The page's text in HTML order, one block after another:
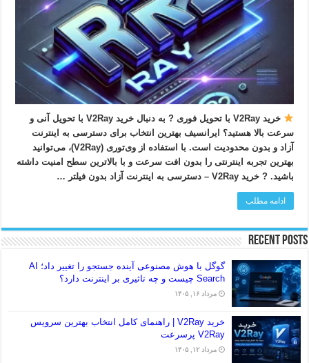
خرید V2Ray با تحویل فوری ? به دنبال خرید V2Ray با تحویل آنی و
سرعت بالا هستید؟ ایرانسیف بهترین انتخاب برای دسترسی به اینترنت
آزاد و بدون محدودیت است. با استفاده از وی‌تو‌ری (V2Ray)، می‌توانید
بهترین تجربه اینترنتی را بدون افت سرعت و با بالاترین سطح امنیت داشته
باشید. ? خرید V2Ray – دسترسی به اینترنت آزاد بدون فیلتر …
ادامه مطلب
Recent Posts
گوگل با هوش مصنوعی آینده جستجو را تغییر داد؛ AI
Search چیست و چه تاثیری بر اینترنت دارد؟
مرداد ۱۶, ۱۴۰۵
خرید V2Ray | راهنمای کامل انتخاب بهترین سرویس
V2Ray پرسرعت
مرداد ۱۲, ۱۴۰۵